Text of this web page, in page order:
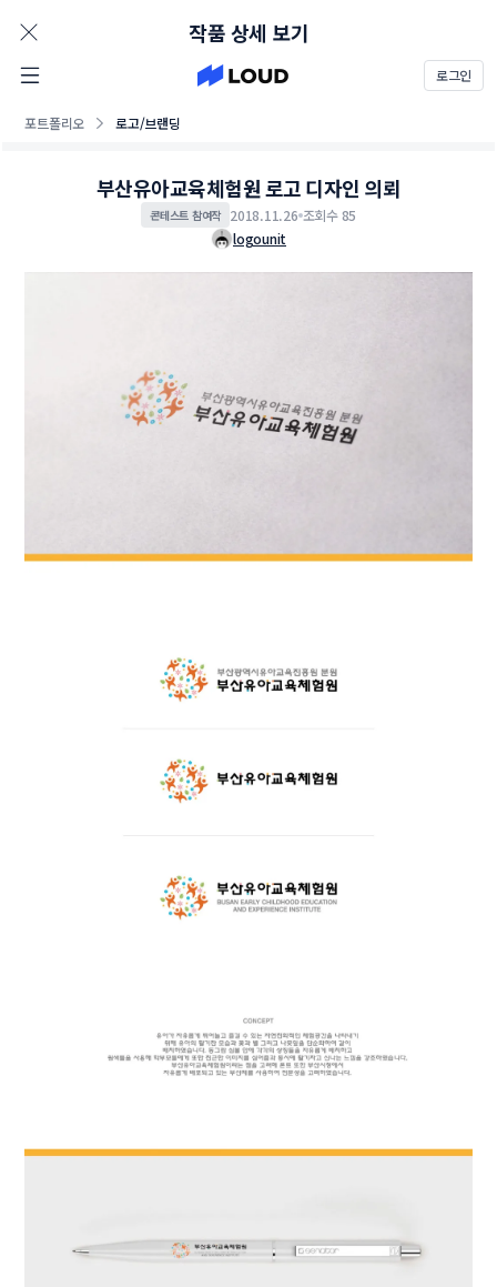
로그인
포트폴리오 로고/브랜딩
작품 상세 보기
부산유아교육체험원 로고 디자인 의뢰
콘테스트 참여작 2018.11.26 조회수 85
logounit